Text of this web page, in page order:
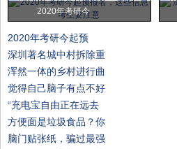
2020年考研今
2020年考研今起预
深圳著名城中村拆除重
浑然一体的乡村进行曲
觉得自己脑子有点不好
“充电宝自由正在远去
方便面是垃圾食品？你
脑门贴张纸，骗过最强